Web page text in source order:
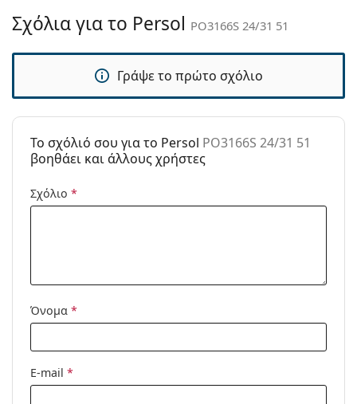
Άλλα
Τύπος:
Ανδρικά
Γυαλιά Ηλίου Επώνυμες Μάρκες
Χρήση:
Μόδα
Μοντέλο:
PO3166S 24/31 51
Σχόλια για το Persol PO3166S 24/31 51
Γράψε το πρώτο σχόλιο
To σχόλιό σου για το Persol PO3166S 24/31 51
βοηθάει και άλλους χρήστες
Σχόλιο *
Όνομα *
E-mail *